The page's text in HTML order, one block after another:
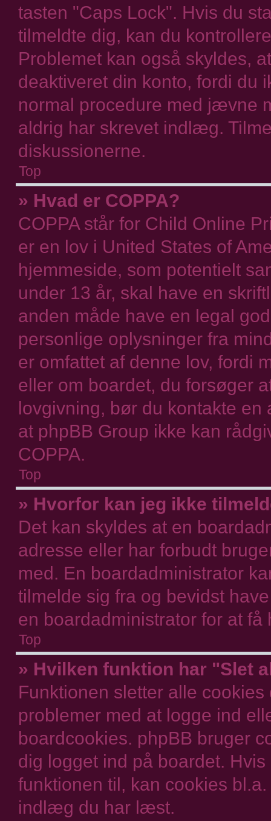
tasten "Caps Lock". Hvis du
tilmeldte dig, kan du
Problemet kan også skyldes,
deaktiveret din konto, fordi du
normal procedure med jævne
aldrig har skrevet indlæg.
diskussionerne.
Top
» Hvad er COPPA?
COPPA står for Child Online
er en lov i United States of
hjemmeside, som potentielt
under 13 år, skal have en
anden måde have en legal
personlige oplysninger fra
er omfattet af denne lov, fordi
eller om boardet, du forsøger
lovgivning, bør du kontakte
at phpBB Group ikke kan
COPPA.
Top
» Hvorfor kan jeg ikke
Det kan skyldes at en
adresse eller har forbudt
med. En boardadministrator
tilmelde sig fra og bevidst
en boardadministrator for at
Top
» Hvilken funktion har "Slet
Funktionen sletter alle
problemer med at logge ind
boardcookies. phpBB bruger
dig logget ind på boardet.
funktionen til, kan cookies
indlæg du har læst.